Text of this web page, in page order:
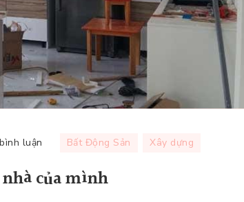
luận
đang
Bất Động Sản Xây dựng
của mình